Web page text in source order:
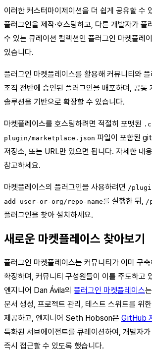
이러한 커스터마이제이션을 더 쉽게 공유할 수
플러그인을 제작·호스팅하고, 다른 개발자가 플
수 있는 큐레이션 컬렉션인 플러그인 마켓플레
있습니다.
플러그인 마켓플레이스를 활용해 커뮤니티와 플
조직 전반에 승인된 플러그인을 배포하며, 공통
솔루션을 기반으로 확장할 수 있습니다.
마켓플레이스를 호스팅하려면 적절히 포맷된
plugin/marketplace.json 파일이 포함된
저장소, 또는 URL만 있으면 됩니다. 자세한 내
참고하세요.
마켓플레이스의 플러그인을 사용하려면 /
add user-or-org/repo-name를 실행한 뒤, /
플러그인을 찾아 설치하세요.
새로운 마켓플레이스 찾아보기
플러그인 마켓플레이스는 커뮤니티가 이미 구
확장하며, 커뮤니티 구성원들이 이를 주도하고
엔지니어 Dan Ávila의 플러그인 마켓플레이스
문서 생성, 프로젝트 관리, 테스트 스위트를 위
제공하고, 엔지니어 Seth Hobson은 GitHub
특화된 서브에이전트를 큐레이션하여, 개발자
즉시 접근할 수 있도록 했습니다.